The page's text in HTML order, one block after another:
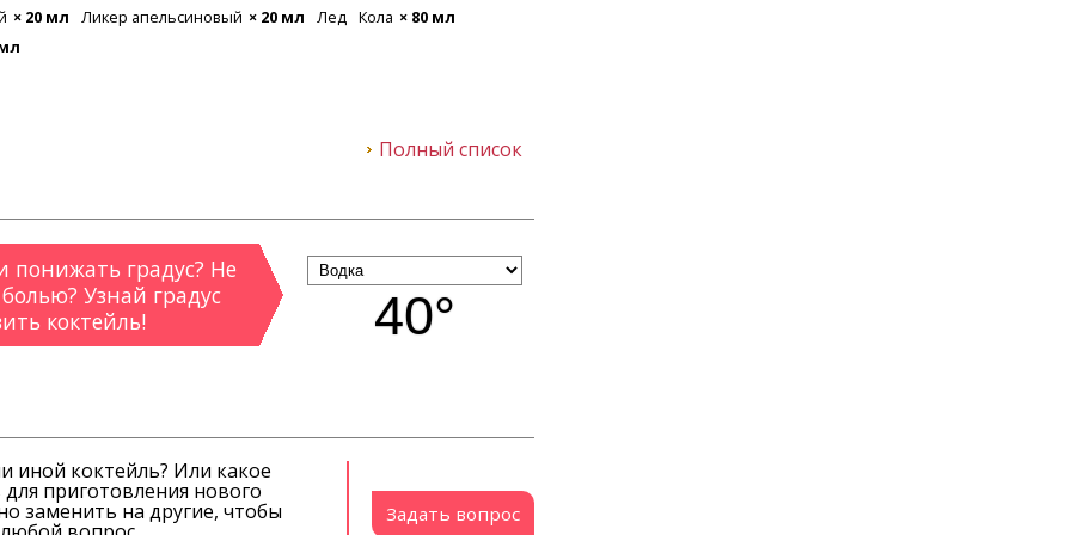
× 20 мл Ликер апельсиновый × 20 мл Лед Кола × 80 мл
Полный список
40°
градус? Не
Узнай градус
коктейль!
Задать вопрос
иной коктейль? Или какое
приготовления нового
заменить на другие, чтобы